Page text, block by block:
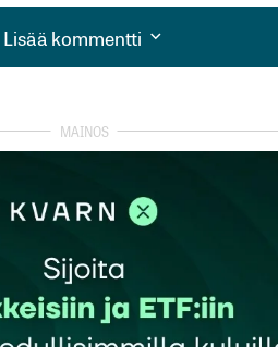
Lisää kommentti
Lisää kommentti
kentät on merkitty